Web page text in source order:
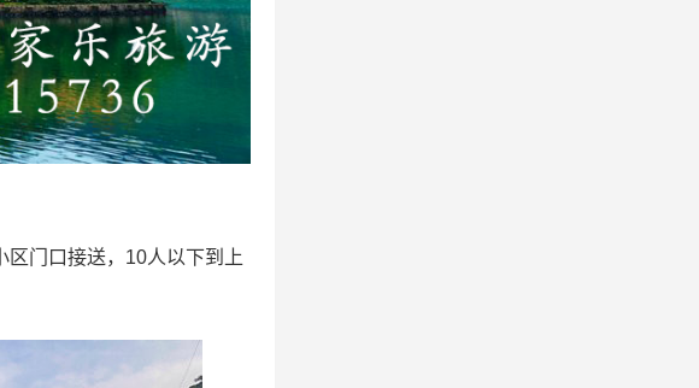
门口接送，10人以下到上